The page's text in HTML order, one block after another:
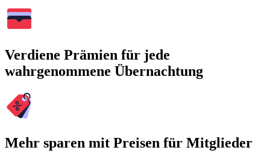
Verdiene Prämien für jede
wahrgenommene Übernachtung
Mehr sparen mit Preisen für Mitglieder